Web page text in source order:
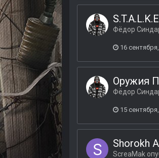
Фёдор
16
Оружия
Фёдор
15
Shorokh
ScreaMak